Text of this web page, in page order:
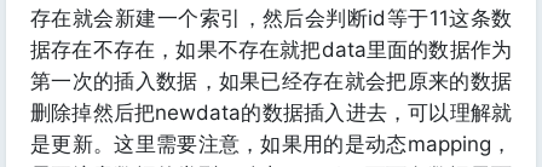
存在就会新建一个索引，然后会判断id等于11这条数
据存在不存在，如果不存在就把data里面的数据作为
第一次的插入数据，如果已经存在就会把原来的数据
删除掉然后把newdata的数据插入进去，可以理解就
是更新。这里需要注意，如果用的是动态mapping，